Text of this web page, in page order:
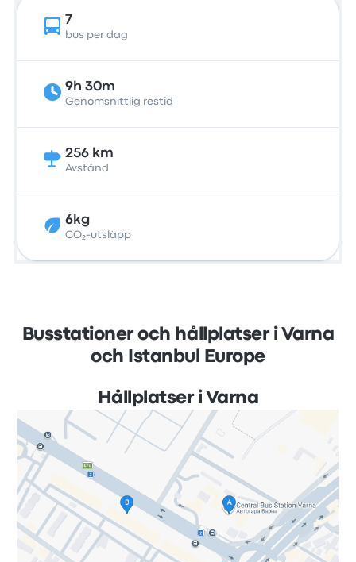
7
bus per dag
9h 30m
Genomsnittlig restid
256 km
Avstånd
6kg
CO₂-utsläpp
Busstationer och hållplatser i Varna
och Istanbul Europe
Hållplatser i Varna